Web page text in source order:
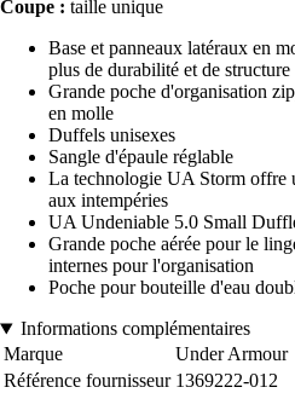
Coupe : taille unique
Base et panneaux latéraux en
plus de durabilité et de structure
Grande poche d'organisation
en molle
Duffels unisexes
Sangle d'épaule réglable
La technologie UA Storm offre
aux intempéries
UA Undeniable 5.0 Small
Grande poche aérée pour le
internes pour l'organisation
Poche pour bouteille d'eau
Informations complémentaires
Marque
Under Armour
Référence fournisseur 1369222-012